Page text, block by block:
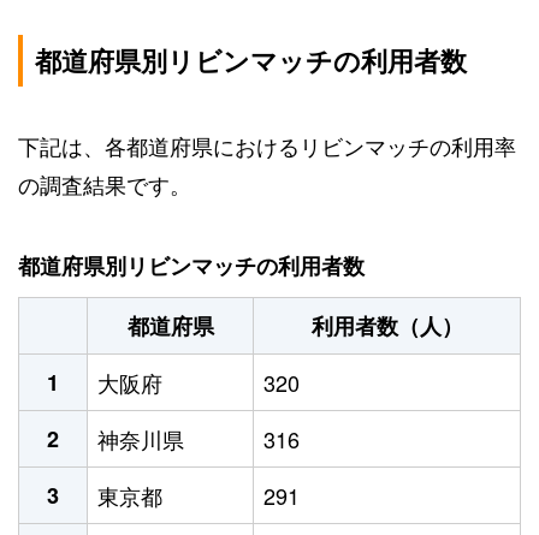
都道府県別リビンマッチの利用者数
下記は、各都道府県におけるリビンマッチの利用率
の調査結果です。
都道府県別リビンマッチの利用者数
都道府県
利用者数（人）
1
大阪府
320
2
神奈川県
316
3
東京都
291